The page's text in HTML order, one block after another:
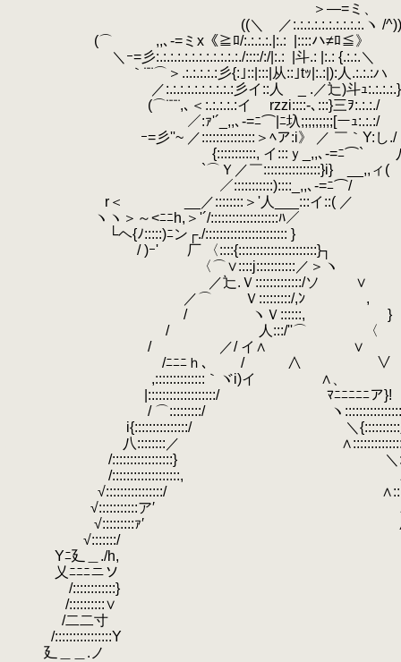
＞―=ミ、
((＼ ／:.:.:.:.:.:.:.:.:.:.ヽ /^))
(⌒ ,,､-=ミx《≧ﾛ/:.:.:.:.|:.:
|::::ハ≠ﾛ≦》
＼ｰ=彡:.:.:.:.:.:.:.:.:.:.:.:./::::/:/|:.:
|斗.: |:.: {.:.:.＼
｀¨¨⌒＞.:.:.:.:.:彡{:｣::|:::|从::｣tｯ|:.:|):人.:.:.:ハ 「
／:.:.:.:.:.:.:.:.:.:彡イ::人 _ .／辷)斗ｭ:.:.:.:.}
(⌒¨¨¨,､＜:.:.:.:.:イ rzzi::::‐､:::}三ｦ:.:.:./
／:ｧ'´_,,､-=ﾆ⌒|ﾆ圦;;;;;;;;;[ーｭ:.:.:/
ｰ=彡''~ ／:::::::::::::::＞ﾍア:i》 ／ ￣｀Y:し./
{:::::::::::, イ:::ｙ_,,､-=ﾆ⌒` 八
`⌒Ｙ／￣::::::::::::::::}i} __,,ィ(
／:::::::::::)::::_,,､-=ﾆ⌒/
r＜
__／::::::::＞'人___:::イ::( ／
ヽヽ＞～<ﾆﾆh,＞'´/:::::::::::::::::::ﾊ／
└ヘ{ﾉ:::::)ﾆン┌./::::::::::::::::::::::: }
/ )ｰ' 厂 〈::::{::::::::::::::::::::::}┐
〈⌒∨::::j:::::::::::／＞ヽ
／辷.Ｖ:::::::::::::/ソ ∨
／⌒ Ｖ:::::::::/,ﾝ ,
/ ヽＶ::::::, }
/ 人:::/''⌒ 〈
/ ／/ イ∧ ∨
/ﾆﾆﾆｈ､ / ∧ ∨
,::::::::::::::｀ヾi)イ
∧、 ,ｨ
|:::::::::::::::::::/ ﾏﾆﾆﾆﾆﾆア}!
/ ⌒:::::::::/ ヽ
i{:::::::::::::::/ ＼{::::::::::
八::::::::／ ∧::::::::::::::
/:::::::::::::::::} ＼::::::/
/:::::::::::::::::::,
√::::::::::::::::/
√:::::::::::ア′
√:::::::::ｧ′
√:::::::/
Yﾆ廴＿./h, ∧::::::::
乂ﾆﾆﾆニソ {ニニ
/::::::::::::} ｀
/::::::::::∨
/二二寸 厂
/::::::::::::::::Y
廴＿＿.ノ